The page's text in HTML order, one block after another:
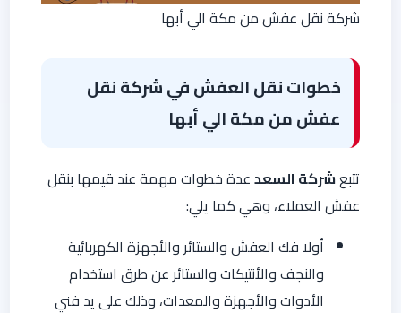
شركة نقل عفش من مكة الي أبها
خطوات نقل العفش في شركة نقل
عفش من مكة الي أبها
تتبعشركة السعدعدة خطوات مهمة عند قيمها بنقل
عفش العملاء، وهي كما يلي:
أولا فك العفش والستائر والأجهزة الكهربائية
والنجف والأنتيكات والستائر عن طرق استخدام
الأدوات والأجهزة والمعدات، وذلك على يد فني